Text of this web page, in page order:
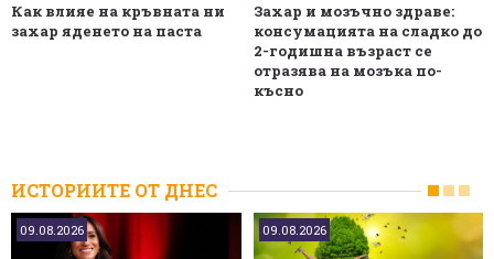
Как влияе на кръвната ни
захар яденето на паста
Захар и мозъчно здраве:
консумацията на сладко до
2-годишна възраст се
отразява на мозъка по-
късно
ИСТОРИИТЕ ОТ ДНЕС
09.08.2026 09.08.2026